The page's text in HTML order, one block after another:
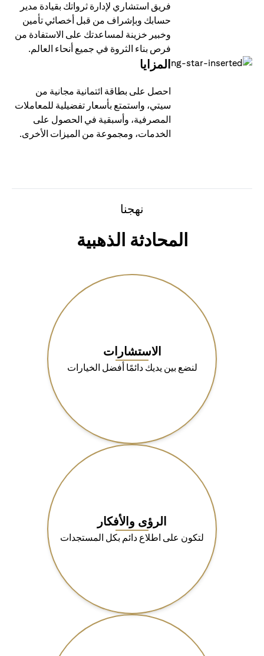
فريق استشاري لإدارة ثرواتك بقيادة مدير
حسابك وبإشراف من قبل أخصائي تأمين
وخبير خزينة لمساعدتك على الاستفادة من
فرص بناء الثروة في جميع أنحاء العالم.
المزايا
احصل على بطاقة ائتمانية مجانية من
سيتي، واستمتع بأسعار تفضيلية للمعاملات
المصرفية، وأسبقية في الحصول على
الخدمات، ومجموعة من الميزات الأخرى.
نهجنا
المحادثة الذهبية
الاستشارات
لنضع بين يديك دائمًا أفضل الخيارات
الرؤى والأفكار
لتكون على اطلاع دائم بكل المستجدات